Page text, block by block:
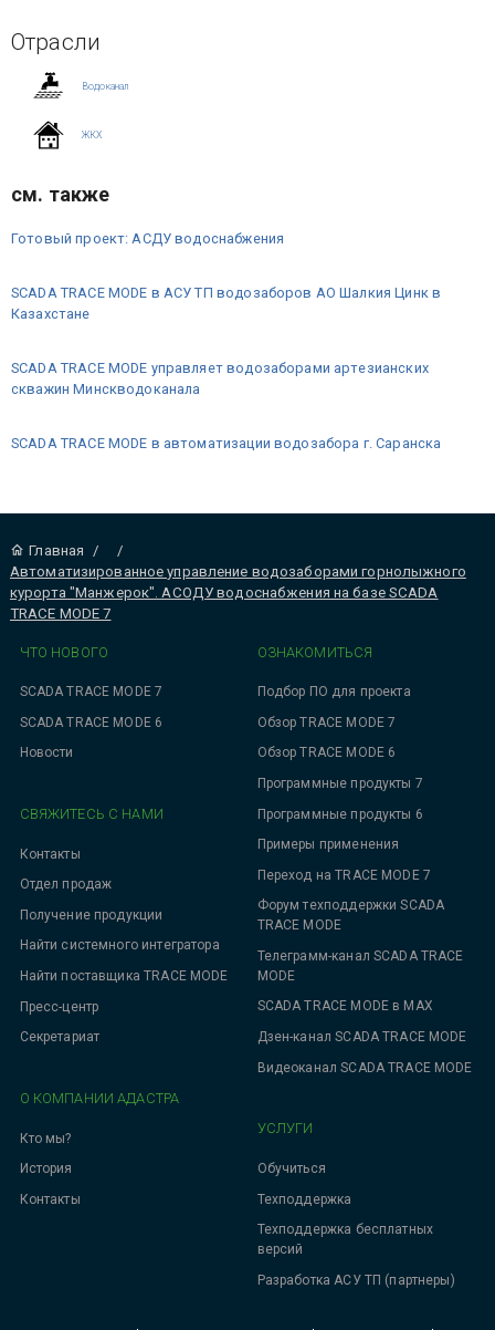
Отрасли
Водоканал
ЖКХ
см. также
Готовый проект: АСДУ водоснабжения
SCADA TRACE MODE в АСУ ТП водозаборов АО Шалкия Цинк в
Казахстане
SCADA TRACE MODE управляет водозаборами артезианских
скважин Минскводоканала
SCADA TRACE MODE в автоматизации водозабора г. Саранска
Главная /
/
Автоматизированное управление водозаборами горнолыжного
курорта "Манжерок". АСОДУ водоснабжения на базе SCADA
TRACE MODE 7
ЧТО НОВОГО
SCADA TRACE MODE 7
SCADA TRACE MODE 6
Новости
ОЗНАКОМИТЬСЯ
Подбор ПО для проекта
Обзор TRACE MODE 7
Обзор TRACE MODE 6
Программные продукты 7
Программные продукты 6
Примеры применения
Переход на TRACE MODE 7
Форум техподдержки SCADA
TRACE MODE
Телеграмм-канал SCADA TRACE
MODE
SCADA TRACE MODE в MAX
Дзен-канал SCADA TRACE MODE
Видеоканал SCADA TRACE MODE
УСЛУГИ
Обучиться
Техподдержка
Техподдержка бесплатных
версий
Разработка АСУ ТП (партнеры)
СВЯЖИТЕСЬ С НАМИ
Контакты
Отдел продаж
Получение продукции
Найти системного интегратора
Найти поставщика TRACE MODE
Пресс-центр
Секретариат
О КОМПАНИИ АДАСТРА
Кто мы?
История
Контакты